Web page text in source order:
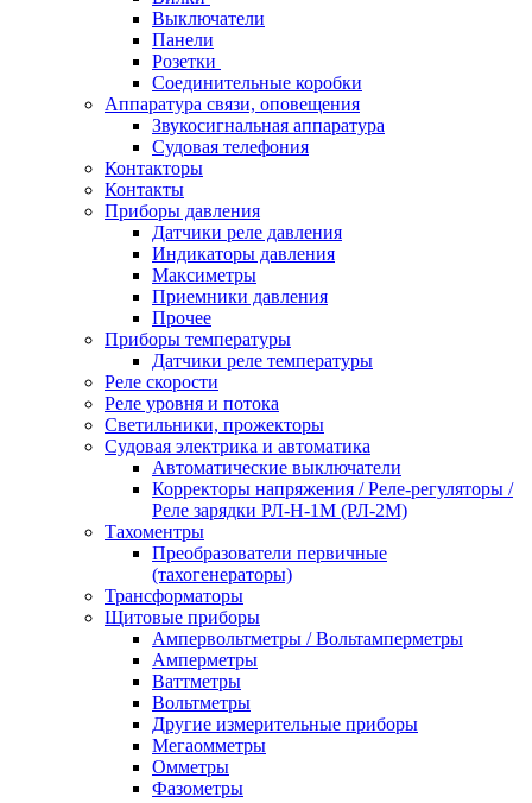
Выключатели
Панели
Розетки
Соединительные коробки
Аппаратура связи, оповещения
Звукосигнальная аппаратура
Судовая телефония
Контакторы
Контакты
Приборы давления
Датчики реле давления
Индикаторы давления
Максиметры
Приемники давления
Прочее
Приборы температуры
Датчики реле температуры
Реле скорости
Реле уровня и потока
Светильники, прожекторы
Судовая электрика и автоматика
Автоматические выключатели
Корректоры напряжения / Реле-регуляторы /
Реле зарядки РЛ-Н-1М (РЛ-2М)
Тахоментры
Преобразователи первичные
(тахогенераторы)
Трансформаторы
Щитовые приборы
Ампервольтметры / Вольтамперметры
Амперметры
Ваттметры
Вольтметры
Другие измерительные приборы
Мегаомметры
Омметры
Фазометры